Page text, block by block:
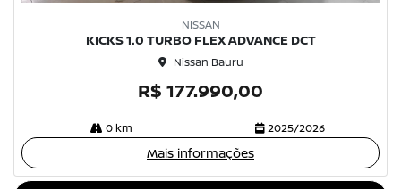
NISSAN
KICKS 1.0 TURBO FLEX ADVANCE DCT
Nissan Bauru
R$ 177.990,00
0 km 2025/2026
Mais informações